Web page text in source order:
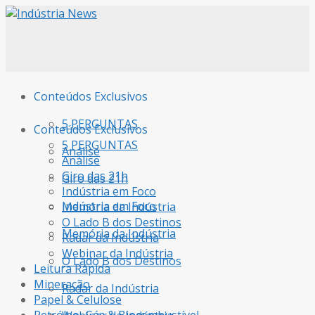
Conteúdos Exclusivos
5 PERGUNTAS
Análise
Giro das 21h
Indústria em Foco
Memória da Indústria
O Lado B dos Destinos
Radar da Indústria
Conteúdos Exclusivos
5 PERGUNTAS
Análise
Giro das 21h
Indústria em Foco
Memória da Indústria
O Lado B dos Destinos
Radar da Indústria
Webinar da Indústria
Leitura Rápida
Mineração
Papel & Celulose